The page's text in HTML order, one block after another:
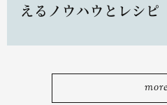
えるノウハウとレシピ
more